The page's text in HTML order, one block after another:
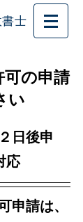
士
可の申請
い
日後申
応
申請は、